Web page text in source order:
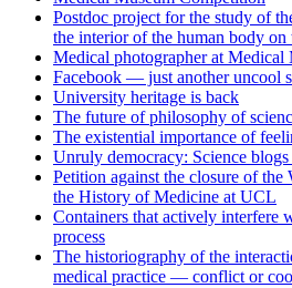
Postdoc project for the study of
the interior of the human body on
Medical photographer at Medical
Facebook — just another uncool
University heritage is back
The future of philosophy of
The existential importance of
Unruly democracy: Science
Petition against the closure of
the History of Medicine at UCL
Containers that actively interfere
process
The historiography of the
medical practice — conflict or